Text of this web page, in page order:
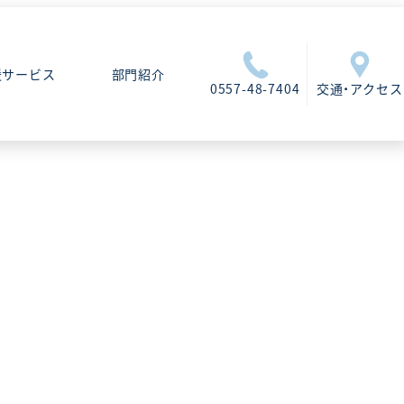
ービス
部門紹介
0557-48-7404
交通・アクセス